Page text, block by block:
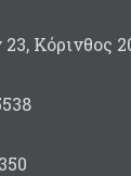
Κόρινθος